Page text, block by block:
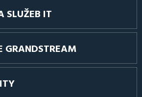
SLUŽEB IT
GRANDSTREAM